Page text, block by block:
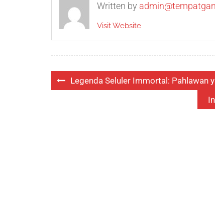
Written by
Visit Website
PostLegenda Seluler Immortal: Pahlawan